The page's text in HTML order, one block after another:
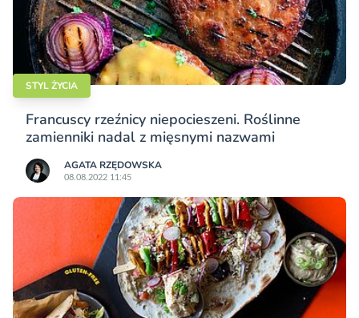
STYL ŻYCIA
Francuscy rzeźnicy niepocieszeni. Roślinne
zamienniki nadal z mięsnymi nazwami
AGATA RZĘDOWSKA
08.08.2022 11:45